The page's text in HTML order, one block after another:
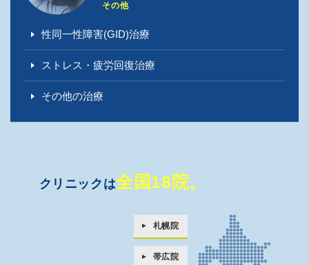
その他
性同一性障害(GID)治療
ストレス・疲労回復治療
その他の治療
クリニックは全国18院。
札幌院
帯広院